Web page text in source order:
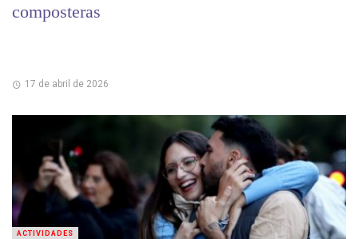
composteras
17 de abril de 2026
ACTIVIDADES